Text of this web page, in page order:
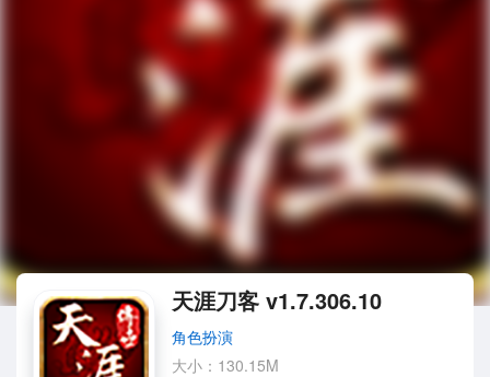
天涯刀客 v1.7.306.10
角色扮演
大小：130.15M